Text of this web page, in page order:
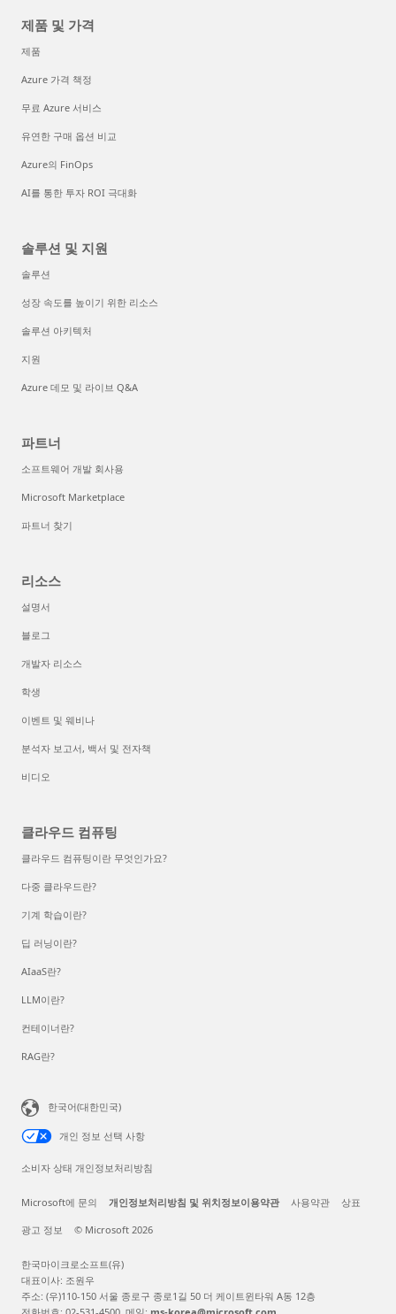
제품 및 가격
제품
Azure 가격 책정
무료 Azure 서비스
유연한 구매 옵션 비교
Azure의 FinOps
AI를 통한 투자 ROI 극대화
솔루션 및 지원
솔루션
성장 속도를 높이기 위한 리소스
솔루션 아키텍처
지원
Azure 데모 및 라이브 Q&A
파트너
소프트웨어 개발 회사용
Microsoft Marketplace
파트너 찾기
리소스
설명서
블로그
개발자 리소스
학생
이벤트 및 웨비나
분석자 보고서, 백서 및 전자책
비디오
클라우드 컴퓨팅
클라우드 컴퓨팅이란 무엇인가요?
다중 클라우드란?
기계 학습이란?
딥 러닝이란?
AIaaS란?
LLM이란?
컨테이너란?
RAG란?
한국어(대한민국)
개인 정보 선택 사항
소비자 상태 개인정보처리방침
Microsoft에 문의 개인정보처리방침 및 위치정보이용약관 사용약관 상표
광고 정보 © Microsoft 2026
한국마이크로소프트(유)
대표이사: 조원우
주소: (우)110-150 서울 종로구 종로1길 50 더 케이트윈타워 A동 12층